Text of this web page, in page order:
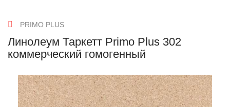
PRIMO PLUS
Линолеум Таркетт Primo Plus 302
коммерческий гомогенный